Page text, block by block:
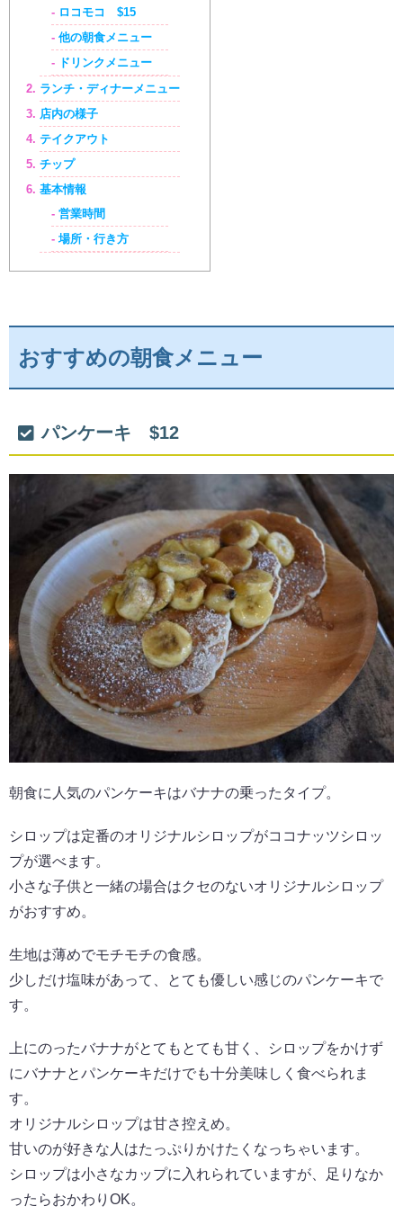
ロコモコ $15
他の朝食メニュー
ドリンクメニュー
ランチ・ディナーメニュー
店内の様子
テイクアウト
チップ
基本情報
営業時間
場所・行き方
おすすめの朝食メニュー
パンケーキ $12
朝食に人気のパンケーキはバナナの乗ったタイプ。
シロップは定番のオリジナルシロップがココナッツシロッ
プが選べます。
小さな子供と一緒の場合はクセのないオリジナルシロップ
がおすすめ。
生地は薄めでモチモチの食感。
少しだけ塩味があって、とても優しい感じのパンケーキで
す。
上にのったバナナがとてもとても甘く、シロップをかけず
にバナナとパンケーキだけでも十分美味しく食べられま
す。
オリジナルシロップは甘さ控えめ。
甘いのが好きな人はたっぷりかけたくなっちゃいます。
シロップは小さなカップに入れられていますが、足りなか
ったらおかわりOK。